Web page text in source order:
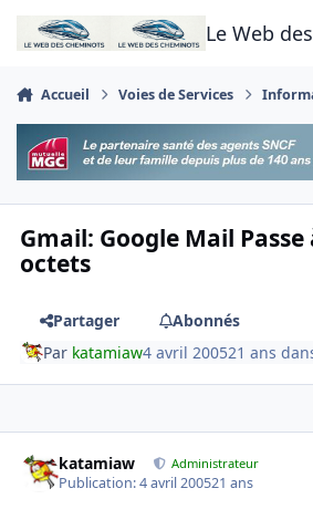
Aller au contenu
Le Web
Accueil Voies de Services
Gmail: Google Mail Passe
octets
Partager
Abonnés
Par katamiaw4 avril 200521 ans
katamiaw Administrateur
Publication:4 avril 200521 ans